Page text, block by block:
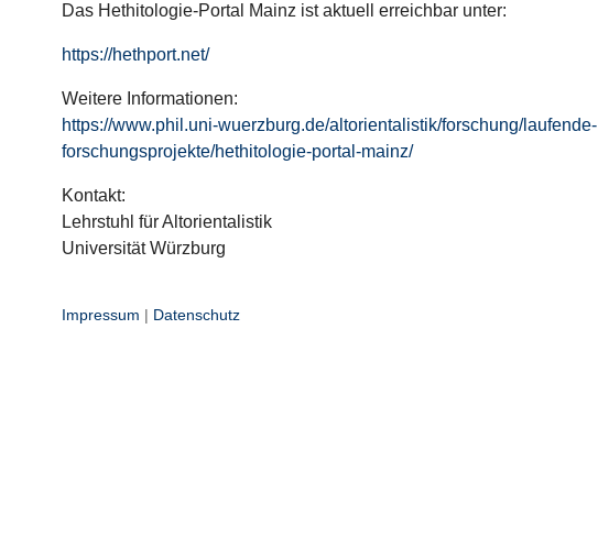
Das Hethitologie-Portal Mainz ist aktuell erreichbar unter:
https://hethport.net/
Weitere Informationen:
https://www.phil.uni-wuerzburg.de/altorientalistik/forschung/laufende-
forschungsprojekte/hethitologie-portal-mainz/
Kontakt:
Lehrstuhl für Altorientalistik
Universität Würzburg
Impressum | Datenschutz